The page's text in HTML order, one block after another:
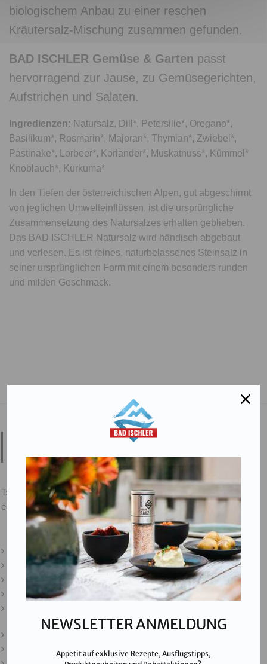
biologischem Anbau zu einer reschen
Kräutersalz-Mischung zusammen gefunden.
BAD ISCHLER Gemüse & Garten passt
hervorragend zur Jause, zu Gemüsegerichten,
Aufstrichen und Salaten.
Ingredienzen: Natursalz, Dill*, Petersilie*, Oregano*,
Basilikum*, Rosmarin*, Majoran*, Thymian*, Zwiebel*,
Pastinake*, Lorbeer*, Koriander*, Muskatnuss*, Kümmel*
Knoblauch*, Kurkuma*
In den Tiefen der österreichischen Alpen, gut abgeschirmt
von jeglichen Umwelteinflüssen, ist die ursprüngliche
Zusammensetzung des Natursalzes erhalten geblieben.
Das BAD ISCHLER Natursalz wird händisch abgebaut
und verlesen. Es ist reines, naturbelassenes Steinsalz in
seiner ursprünglichen Form mit einem besonders runden
und milden Geschmack.
Salinen Austria Aktiengesellschaft
4802 Ebensee am Traunsee,AUSTRIA
T:
+43 676 87812208
ecommerce@salinen.com
Kontakt
Downloads
Presse
Partner & Friends
NEWSLETTER ANMELDUNG
Appetit auf exklusive Rezepte, Ausflugstipps,